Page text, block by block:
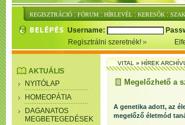
REGISZTRÁCIÓ : FÓRUM : HÍRLEVÉL : KERESŐK :
Username:
Regisztrálni szeretnék!
AKTUÁLIS
NYITÓLAP
HOMEOPÁTIA
DAGANATOS
MEGBETEGEDÉSEK
VITAL»HÍREK
Megelőzhető a
A genetika adott, az
megelőző életmód